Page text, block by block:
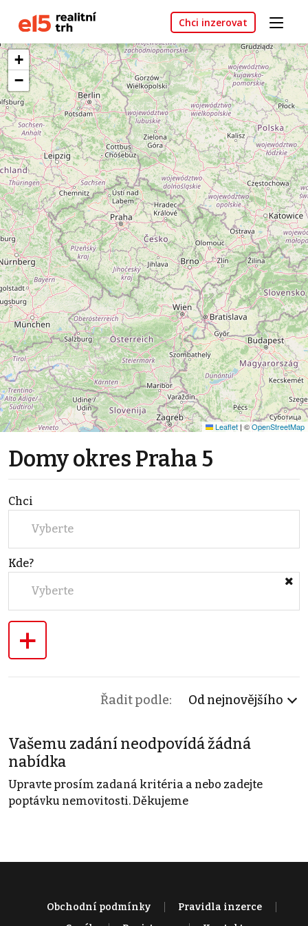
Chci inzerovat
+
−
Leaflet | ©OpenStreetMap
Domy okres Praha 5
Chci
Vyberte
Kde?
Vyberte
+
Řadit podle: Od nejnovějšího
Vašemu zadání neodpovídá žádná
nabídka
Upravte prosím zadaná kritéria a nebo zadejte
poptávku nemovitosti. Děkujeme
Obchodní podmínky
Pravidla inzerce